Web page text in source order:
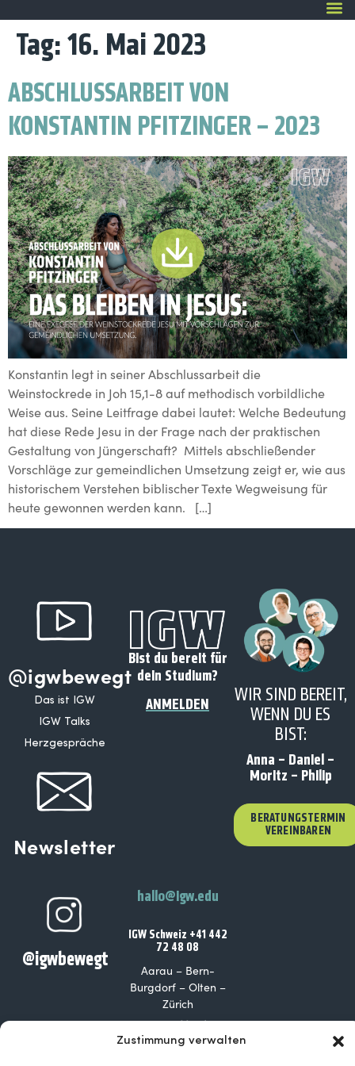
Zustimmung verwalten
Tag:16. Mai 2023
ABSCHLUSSARBEIT VON
KONSTANTIN PFITZINGER – 2023
Konstantin legt in seiner Abschlussarbeit die
Weinstockrede in Joh 15,1-8 auf methodisch vorbildliche
Weise aus. Seine Leitfrage dabei lautet: Welche Bedeutung
hat diese Rede Jesu in der Frage nach der praktischen
Gestaltung von Jüngerschaft? Mittels abschließender
Vorschläge zur gemeindlichen Umsetzung zeigt er, wie aus
historischem Verstehen biblischer Texte Wegweisung für
heute gewonnen werden kann. […]
@igwbewegt
Das ist IGW
IGW Talks
Herzgespräche
Newsletter
Bist du bereit für
dein Studium?
ANMELDEN
WIR SIND BEREIT,
WENN DU ES
BIST:
Anna – Daniel –
Moritz – Philip
BERATUNGSTERMIN
VEREINBAREN
@igwbewegt
hallo@igw.edu
IGW Schweiz +41 442
72 48 08
Aarau – Bern-
Burgdorf – Olten –
Zürich
IGW Deutschland +49
201 219 89 148